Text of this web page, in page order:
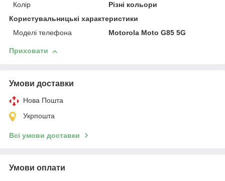
Колір
Різні кольори
Користувальницькі характеристики
Моделі телефона
Motorola Moto G85 5G
Приховати
Умови доставки
Нова Пошта
Укрпошта
Всі умови доставки
Умови оплати